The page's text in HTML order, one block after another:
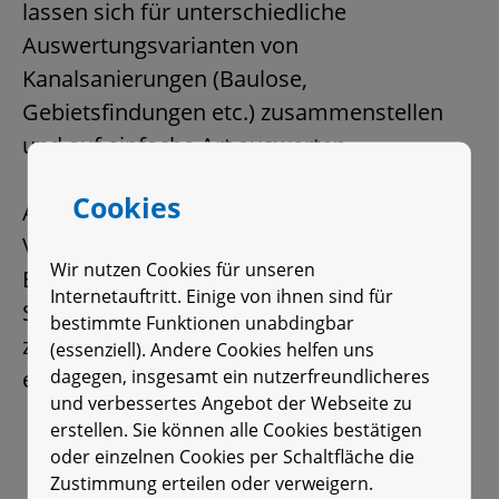
lassen sich für unterschiedliche
Auswertungsvarianten von
Kanalsanierungen (Baulose,
Gebietsfindungen etc.) zusammenstellen
und auf einfache Art auswerten.
Aus der langjährigen Anwendung dieses
Verfahrens konnte die PFI vielfältige
Erfahrungen mit diesem Tool der
Sanierungsplanung sammeln und dieses
zur Zufriedenheit unserer Auftraggeber
einsetzen.
Cookies
Wir nutzen Cookies für unseren
Internetauftritt. Einige von ihnen sind für
bestimmte Funktionen unabdingbar
(essenziell). Andere Cookies helfen uns
dagegen, insgesamt ein nutzerfreundlicheres
und verbessertes Angebot der Webseite zu
erstellen. Sie können alle Cookies bestätigen
oder einzelnen Cookies per Schaltfläche die
Zustimmung erteilen oder verweigern.